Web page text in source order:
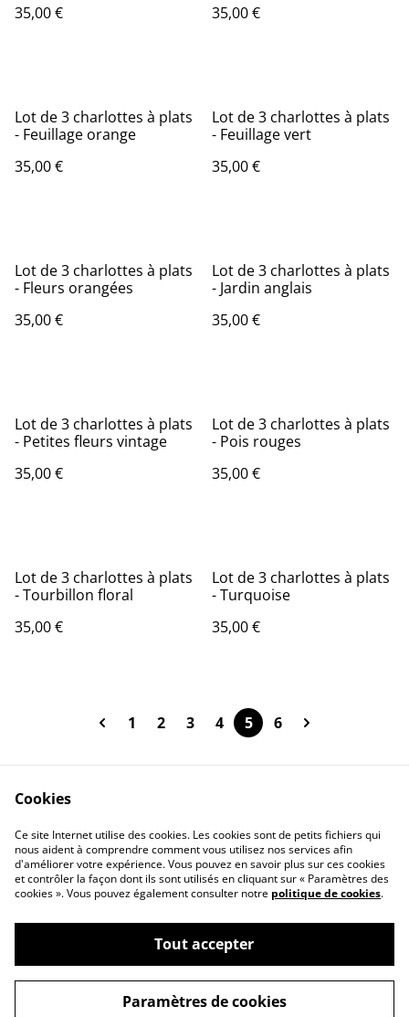
35,00 € 35,00 €
Lot de 3 charlottes à plats
- Feuillage orange
35,00 €
Lot de 3 charlottes à plats
- Feuillage vert
35,00 €
Lot de 3 charlottes à plats
- Fleurs orangées
35,00 €
Lot de 3 charlottes à plats
- Jardin anglais
35,00 €
Lot de 3 charlottes à plats
- Petites fleurs vintage
35,00 €
Lot de 3 charlottes à plats
- Pois rouges
35,00 €
Lot de 3 charlottes à plats
- Tourbillon floral
35,00 €
Lot de 3 charlottes à plats
- Turquoise
35,00 €
1 2 3 4 5 6
Contact Us
Legal Terms
Privacy Policy
Cookie Policy
©2026L'ARBRE INDIGO
powered by
Cookies
Ce site Internet utilise des cookies. Les cookies sont de petits fichiers qui
nous aident à comprendre comment vous utilisez nos services afin
d'améliorer votre expérience. Vous pouvez en savoir plus sur ces cookies
et contrôler la façon dont ils sont utilisés en cliquant sur « Paramètres des
cookies ». Vous pouvez également consulter notre politique de cookies.
Tout accepter
Paramètres de cookies